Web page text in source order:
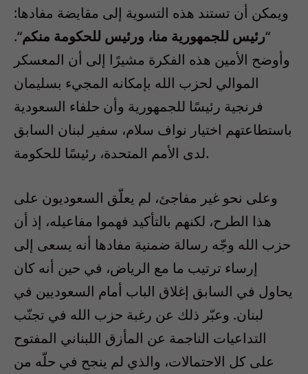
ويمكن أن تستند هذه التسوية إلى مقايضة مفادها:
“رئيس للجمهورية منا، ورئيس للحكومة منكم“.
وأوضح الأمين هذه الفكرة مشيرًا إلى أن المعسكر
الموالي لحزب الله بإمكانه المجيء بسليمان
فرنجية رئيسًا للجمهورية وأن حلفاء السعودية
باستطاعتهم اختيار نواف سلام، سفير لبنان السابق
لدى الأمم المتحدة، رئيسًا للحكومة.
وعلى نحو غير مفاجئ، لم يعلّق السعوديون على
هذا الطرح، لكنهم بالتأكيد فهموا مفاعيله، إذ أن
حزب الله وجّه رسالة ضمنية مفادها أنه يسعى إلى
إرساء ترتيب ما مع الرياض، في حين أنه كان
يحاول في السابق إغلاق الباب أمام السعوديين في
لبنان. وعبّر ذلك عن رغبة حزب الله في تجنّب
التداعيات الناجمة عن المأزق اللبناني المفتوح
على كل الاحتمالات، والذي لم ينجح في حلّه من